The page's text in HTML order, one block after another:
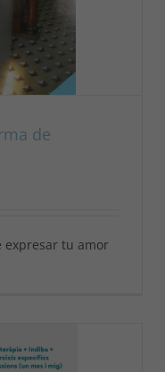
de
expresar tu amor